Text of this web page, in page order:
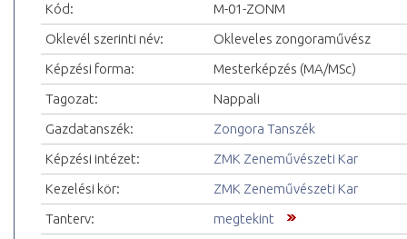
Kód:
M-01-ZONM
Oklevél szerinti név:
Okleveles zongoraművész
Képzési forma:
Mesterképzés (MA/MSc)
Tagozat:
Nappali
Gazdatanszék:
Zongora Tanszék
Képzési intézet:
ZMK Zeneművészeti Kar
Kezelési kör:
ZMK Zeneművészeti Kar
Tanterv:
megtekint